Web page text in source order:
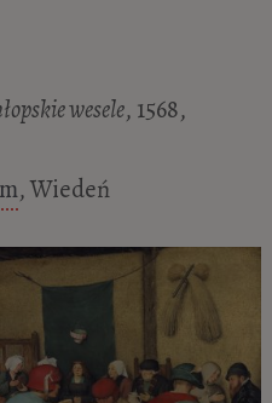
wesele, 1568,
, Wiedeń